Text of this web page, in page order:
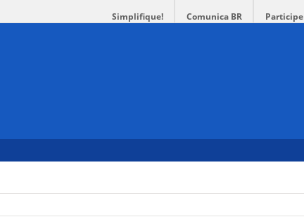
Simplifique! Comunica BR Participe